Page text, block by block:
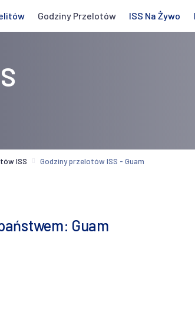
Godziny Przelotów ISS Na Żywo
ISS Godziny przelotów ISS - Guam
Guam